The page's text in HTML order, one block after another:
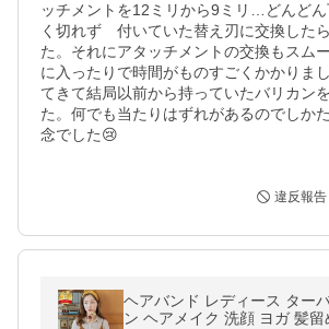
ッチメントを12ミリから9ミリ…どんど
く切れず　付いていた替え刃に交換した
た。それにアタッチメントの交換もスム
に入ったりで時間がものすごくかかりま
てきて結局以前から持っていたバリカン
た。何でも当たりはずれがあるのでしか
念でした😢
違反報告
ヘアバンド レディース ター
ン ヘアメイク 洗顔 ヨガ 髪留